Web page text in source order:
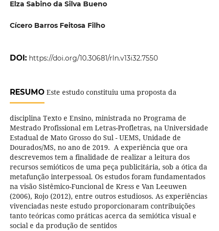
Elza Sabino da Silva Bueno
Cícero Barros Feitosa Filho
DOI: https://doi.org/10.30681/rln.v13i32.7550
RESUMOEste estudo constituiu uma proposta da
disciplina Texto e Ensino, ministrada no Programa de
Mestrado Profissional em Letras-Profletras, na Universidade
Estadual de Mato Grosso do Sul - UEMS, Unidade de
Dourados/MS, no ano de 2019. A experiência que ora
descrevemos tem a finalidade de realizar a leitura dos
recursos semióticos de uma peça publicitária, sob a ótica da
metafunção interpessoal. Os estudos foram fundamentados
na visão Sistêmico-Funcional de Kress e Van Leeuwen
(2006), Rojo (2012), entre outros estudiosos. As experiências
vivenciadas neste estudo proporcionaram contribuições
tanto teóricas como práticas acerca da semiótica visual e
social e da produção de sentidos